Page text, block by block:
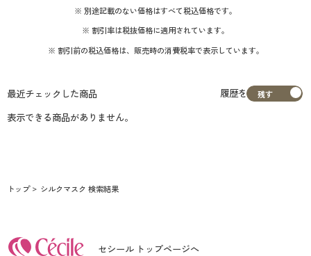
サポート
※ 別途記載のない価格はすべて税込価格です。
※ 割引率は税抜価格に適用されています。
※ 割引前の税込価格は、販売時の消費税率で表示しています。
最近チェックした商品
履歴を
表示できる商品がありません。
トップ シルクマスク 検索結果
セシール トップページへ